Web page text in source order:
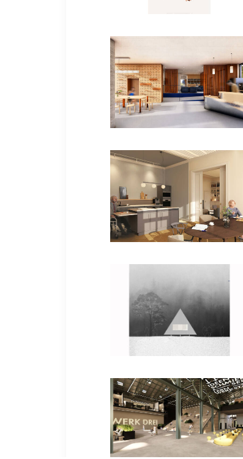
Bachelorarbeiten
Bachelorarbeiten
Bachelorarbeiten